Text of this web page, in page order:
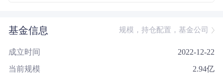
大额网银转账
基金信息 规模，持仓配置，基金公司
成立时间 2022-12-22
当前规模 2.94亿